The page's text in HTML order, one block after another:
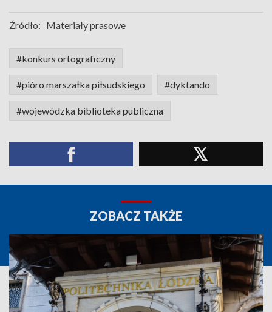
Źródło: Materiały prasowe
#konkurs ortograficzny
#pióro marszałka piłsudskiego #dyktando
#wojewódzka biblioteka publiczna
ZOBACZ TAKŻE